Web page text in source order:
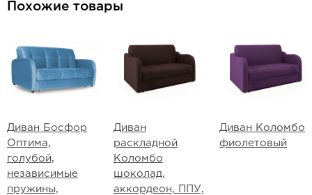
Похожие товары
Диван Босфор
Оптима,
голубой,
независимые
пружины,
Диван
раскладной
Коломбо
шоколад,
аккордеон, ППУ,
Диван Коломбо
фиолетовый